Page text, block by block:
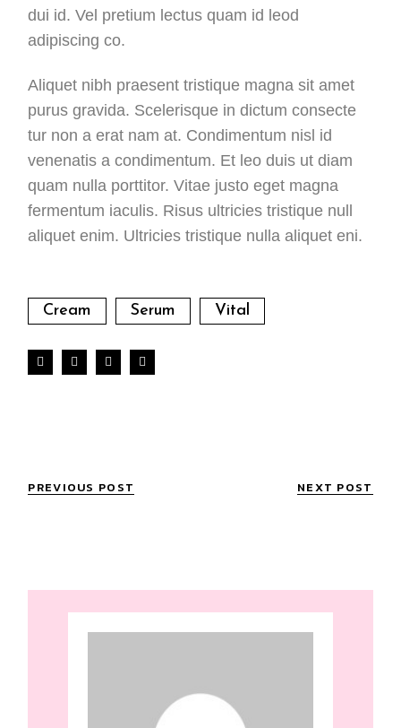
dui id. Vel pretium lectus quam id leod
adipiscing co.
Aliquet nibh praesent tristique magna sit amet
purus gravida. Scelerisque in dictum consecte
tur non a erat nam at. Condimentum nisl id
venenatis a condimentum. Et leo duis ut diam
quam nulla porttitor. Vitae justo eget magna
fermentum iaculis. Risus ultricies tristique null
aliquet enim. Ultricies tristique nulla aliquet eni.
Cream Serum Vital
PREVIOUS POST NEXT POST